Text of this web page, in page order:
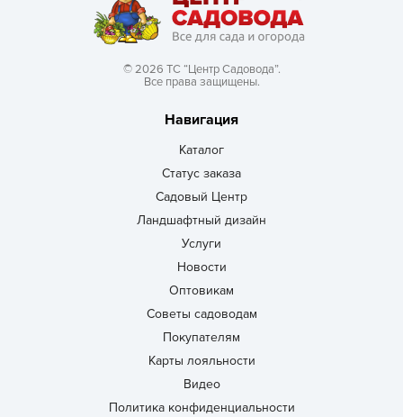
© 2026 ТС “Центр Садовода”.
Все права защищены.
Навигация
Каталог
Статус заказа
Садовый Центр
Ландшафтный дизайн
Услуги
Новости
Оптовикам
Советы садоводам
Покупателям
Карты лояльности
Видео
Политика конфиденциальности